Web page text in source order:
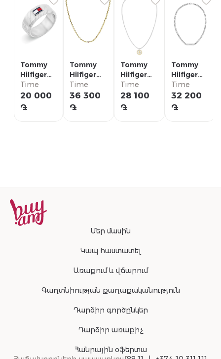
Tommy
Hilfiger
Кольцо/
2790621G
Time
20 000
֏
Tommy
Hilfiger
Ожерелье/
2790673
Time
36 300
֏
Tommy
Hilfiger
Ожерелье/
2790690
Time
28 100
֏
Tommy
Hilfiger
Ожерелье/
2790577
Time
32 200
֏
Մեր մասին
Կապ հաստատել
Առաքում և վճարում
Գաղտնիության քաղաքականություն
Դարձիր գործընկեր
Դարձիր առաքիչ
Հանրային օֆերտա